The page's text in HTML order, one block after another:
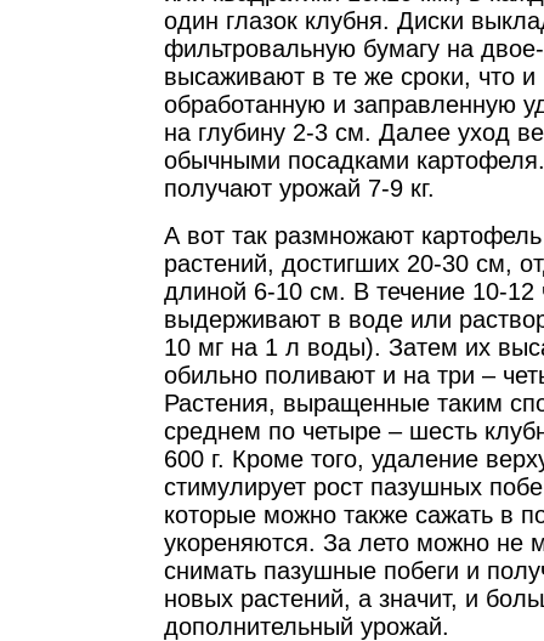
один глазок клубня. Диски
фильтровальную бумагу на
высаживают в те же сроки, что
обработанную и заправленную
на глубину 2-3 см. Далее уход
обычными посадками
получают урожай 7-9 кг.
А вот так размножают
растений, достигших 20-30 см,
длиной 6-10 см. В течение 10-12
выдерживают в воде или
10 мг на 1 л воды). Затем их
обильно поливают и на три –
Растения, выращенные таким
среднем по четыре – шесть
600 г. Кроме того, удаление
стимулирует рост пазушных
которые можно также сажать в
укореняются. За лето можно не
снимать пазушные побеги и
новых растений, а значит, и
дополнительный урожай.